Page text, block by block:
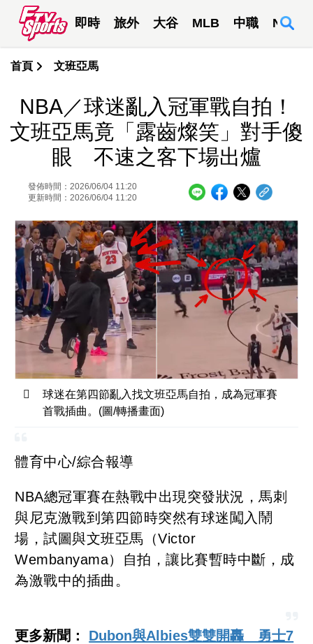
即時 旅外 大谷 MLB 中職 NBA
首頁 文班亞馬
NBA／球迷亂入冠軍戰自拍！
文班亞馬竟「露齒燦笑」對手傻
眼 不速之客下場出爐
發佈時間：2026/06/04 11:20
更新時間：2026/06/04 11:20
球迷在第四節亂入找文班亞馬自拍，成為冠軍賽
首戰插曲。(圖/轉播畫面)
體育中心/綜合報導
NBA總冠軍賽在熱戰中出現突發狀況，馬刺
與尼克激戰到第四節時突然有球迷闖入鬧
場，試圖與文班亞馬（Victor
Wembanyama）自拍，讓比賽暫時中斷，成
為激戰中的插曲。
更多新聞： Dubon與Albies雙雙開轟 勇士7